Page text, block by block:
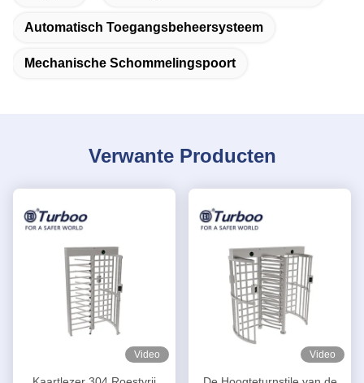
Automatisch Toegangsbeheersysteem
Mechanische Schommelingspoort
Verwante Producten
Video Video